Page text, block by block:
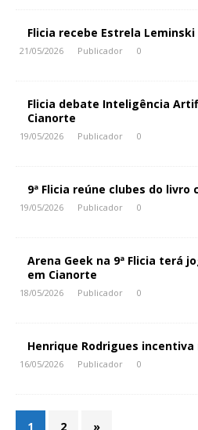
Flicia recebe Estrela
21/05/2026 Publicador 0
Flicia debate Inteligência
Cianorte
19/05/2026 Publicador 0
9ª Flicia reúne clubes do livro
19/05/2026 Publicador 0
Arena Geek na 9ª Flicia terá
em Cianorte
18/05/2026 Publicador 0
Henrique Rodrigues
16/05/2026 Publicador 0
1 2 »